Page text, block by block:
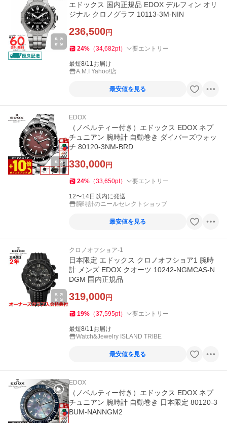
エドックス 国内正規品 EDOX デルフィン オリ
ジナル クロノグラフ 10113-3M-NIN
236,500円
24% （34,682pt） 要エントリー
最短8/11お届け
A.M.I Yahoo!店
最安値を見る
EDOX
（ノベルティー付き）エドックス EDOX ネプ
チュニアン 腕時計 自動巻き ダイバーズウォッ
チ 80120-3NM-BRD
330,000円
24% （33,650pt） 要エントリー
12〜14日以内に発送
腕時計のニールセレクトショップ
最安値を見る
クロノオフショア-1
日本限定 エドックス クロノオフショア1 腕時
計 メンズ EDOX クオーツ 10242-NGMCAS-N
DGM 国内正規品
319,000円
19% （37,595pt） 要エントリー
最短8/11お届け
Watch&Jewelry ISLAND TRIBE
最安値を見る
EDOX
（ノベルティー付き）エドックス EDOX ネプ
チュニアン 腕時計 自動巻き 日本限定 80120-3
BUM-NANNGM2